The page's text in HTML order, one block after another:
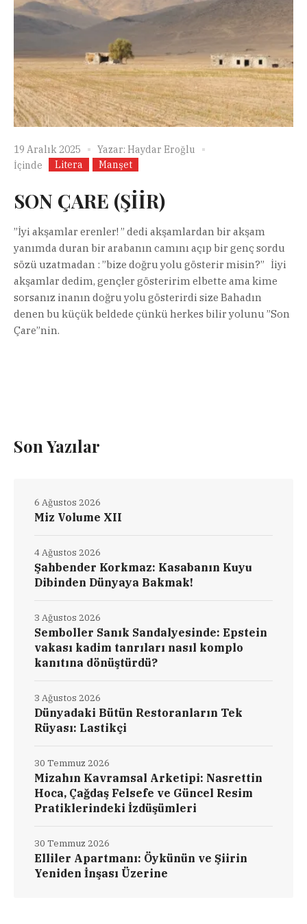
19 Aralık 2025 Yazar: Haydar Eroğlu
İçinde
Litera Manşet
SON ÇARE (ŞİİR)
”İyi akşamlar erenler! ” dedi akşamlardan bir akşam
yanımda duran bir arabanın camını açıp bir genç sordu
sözü uzatmadan : ”bize doğru yolu gösterir misin?” İiyi
akşamlar dedim, gençler gösteririm elbette ama kime
sorsanız inanın doğru yolu gösterirdi size Bahadın
denen bu küçük beldede çünkü herkes bilir yolunu ”Son
Çare”nin.
Son Yazılar
Miz Volume XII
6 Ağustos 2026
Şahbender Korkmaz: Kasabanın Kuyu
Dibinden Dünyaya Bakmak!
4 Ağustos 2026
Semboller Sanık Sandalyesinde: Epstein
vakası kadim tanrıları nasıl komplo
kanıtına dönüştürdü?
3 Ağustos 2026
Dünyadaki Bütün Restoranların Tek
Rüyası: Lastikçi
3 Ağustos 2026
Mizahın Kavramsal Arketipi: Nasrettin
Hoca, Çağdaş Felsefe ve Güncel Resim
Pratiklerindeki İzdüşümleri
30 Temmuz 2026
Elliler Apartmanı: Öykünün ve Şiirin
Yeniden İnşası Üzerine
30 Temmuz 2026